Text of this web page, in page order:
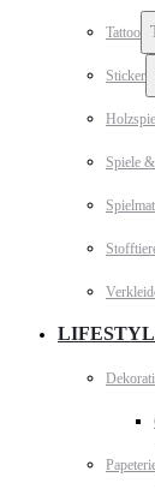
Tattoo
Sticker
Spiele